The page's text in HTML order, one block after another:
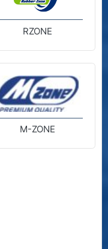
RZONE
M-ZONE